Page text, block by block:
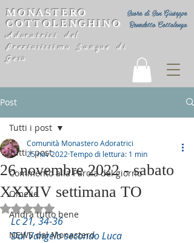
Suore di San Giuseppe
Benedetto Cottolengo
MONASTERO
COTTOLENGHINO
Adoratrici del
Preziosissimo Sangue di
Gesù
Post
Tutti i post
Commento alla Parola del giorno
Omelie
Andrà tutto bene
NEWS dal Monastero
Tutti i post
26 novembre 2022 - sabato
XXXIV settimana TO
Comunità Monastero Adoratrici
25 nov 2022 Tempo di lettura: 1 min
Valutazione NaN stelle su 5.
Lc 21, 34-36
Dal Vangelo secondo Luca